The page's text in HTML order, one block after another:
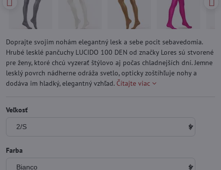
Doprajte svojim nohám elegantný lesk a sebe pocit sebavedomia.
Hrubé lesklé pančuchy LUCIDO 100 DEN od značky Lores sú stvorené
pre ženy, ktoré chcú vyzerať štýlovo aj počas chladnejších dní. Jemne
lesklý povrch nádherne odráža svetlo, opticky zoštíhľuje nohy a
dodáva im hladký, elegantný vzhľad. Čítajte viac
Veľkosť
Farba